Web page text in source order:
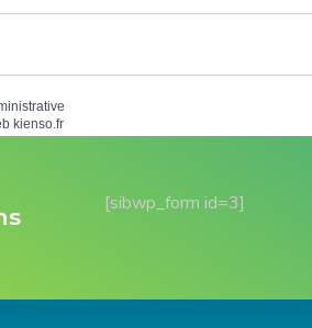
kienso.fr
[sibwp_form id=3]